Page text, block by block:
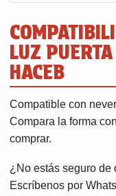
LUZ
HACEB
Compatible con
Compara la forma
comprar.
¿No estás seguro de
Escríbenos por